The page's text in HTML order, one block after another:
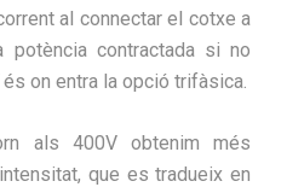
al connectar el cotxe a
potència contractada si no
on entra la opció trifàsica.
als 400V obtenim més
que es tradueix en